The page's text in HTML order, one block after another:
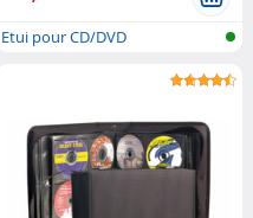
Etui pour CD/DVD